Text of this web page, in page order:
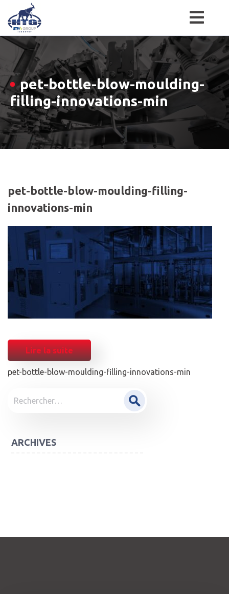
Skip
content
pet-bottle-blow-moulding-
filling-innovations-min
pet-bottle-blow-moulding-filling-
innovations-min
Lire la suite
NAVIGATION
pet-bottle-blow-moulding-filling-innovations-min
ARCHIVES